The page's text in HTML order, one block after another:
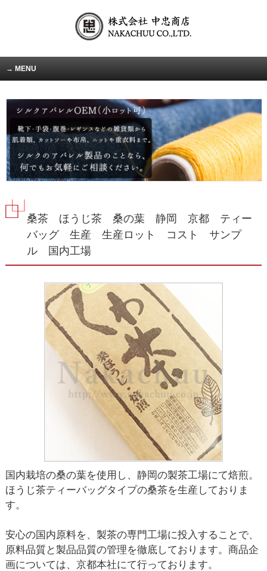
MENU
桑茶 ほうじ茶 桑の葉 静岡 京都 ティー
バッグ 生産 生産ロット コスト サンプ
ル 国内工場
国内栽培の桑の葉を使用し、静岡の製茶工場にて焙煎。
ほうじ茶ティーバッグタイプの桑茶を生産しておりま
す。
安心の国内原料を、製茶の専門工場に投入することで、
原料品質と製品品質の管理を徹底しております。商品企
画については、京都本社にて行っております。